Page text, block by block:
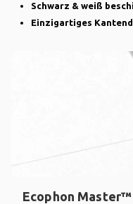
Schwarz & weiß
Einzigartiges
Ecophon Master™